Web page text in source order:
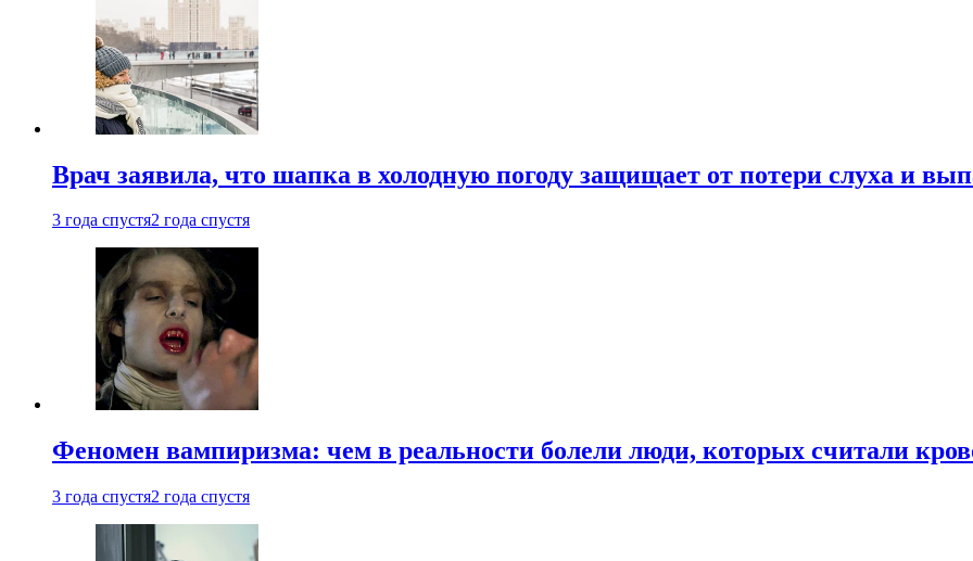
Врач заявила, что шапка в холодную погоду защищает от потери слуха и
3 года спустя2 года спустя
Феномен вампиризма: чем в реальности болели люди, которых считали
3 года спустя2 года спустя